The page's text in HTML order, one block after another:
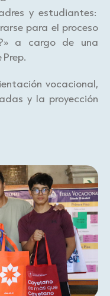
y estudiantes:
para el proceso
a cargo de una
vocacional,
y la proyección